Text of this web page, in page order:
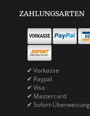
ZAHLUNGSARTEN
✔ Vorkasse
✔ Paypal
✔ Visa
✔ Mastercard
✔ Sofort-Überweisung